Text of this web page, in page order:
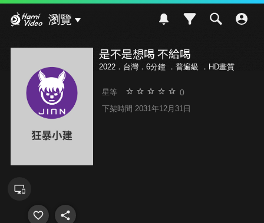
瀏覽
是不是想喝 不給喝
2022．台灣．6分鐘 ． 普遍級 ．HD畫質
星等 0
下架時間 2031年12月31日